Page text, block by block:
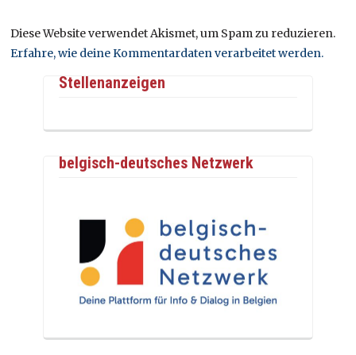
Diese Website verwendet Akismet, um Spam zu reduzieren.
Erfahre, wie deine Kommentardaten verarbeitet werden.
Stellenanzeigen
belgisch-deutsches Netzwerk